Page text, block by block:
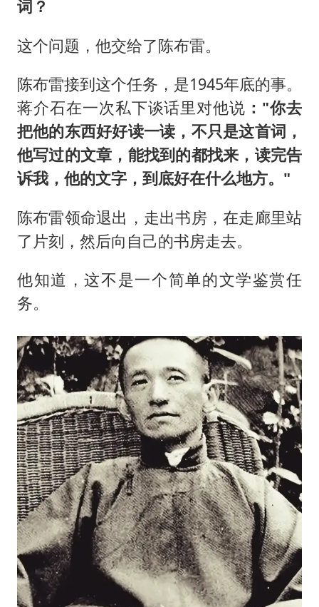
词？
这个问题，他交给了陈布雷。
陈布雷接到这个任务，是1945年底的事。
蒋介石在一次私下谈话里对他说 ："你去
把他的东西好好读一读，不只是这首词，
他写过的文章，能找到的都找来，读完告
诉我，他的文字，到底好在什么地方。"
陈布雷领命退出，走出书房，在走廊里站
了片刻，然后向自己的书房走去。
他知道，这不是一个简单的文学鉴赏任
务。